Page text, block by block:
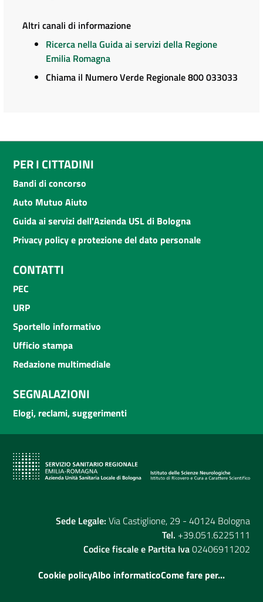
Altri canali di informazione
Ricerca nella Guida ai servizi della Regione
Emilia Romagna
Chiama il Numero Verde Regionale 800 033033
PER I CITTADINI
Bandi di concorso
Auto Mutuo Aiuto
Guida ai servizi dell'Azienda USL di Bologna
Privacy policy e protezione del dato personale
CONTATTI
PEC
URP
Sportello informativo
Ufficio stampa
Redazione multimediale
SEGNALAZIONI
Elogi, reclami, suggerimenti
Sede Legale: Via Castiglione, 29 - 40124 Bologna
Tel. +39.051.6225111
Codice fiscale e Partita Iva02406911202
Cookie policyAlbo informaticoCome fare per...